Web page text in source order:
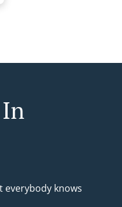
everybody knows